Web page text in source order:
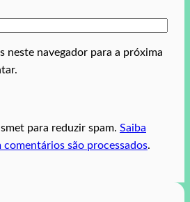
neste navegador para a próxima
para reduzir spam. Saiba
comentários são processados.